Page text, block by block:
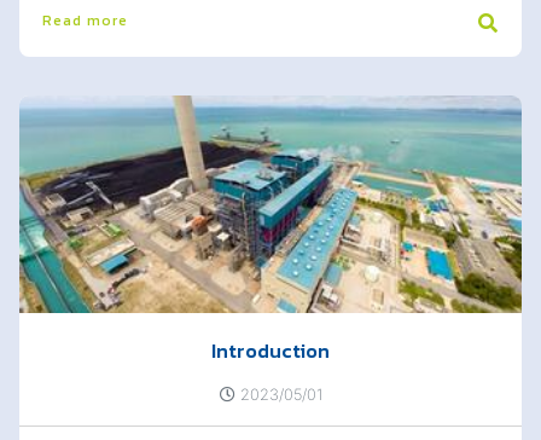
Read more
Introduction
2023/05/01